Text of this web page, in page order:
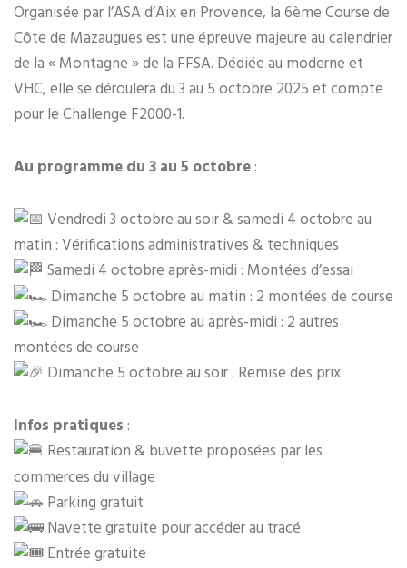
Organisée par l’ASA d’Aix en Provence, la 6ème Course de
Côte de Mazaugues est une épreuve majeure au calendrier
de la « Montagne » de la FFSA. Dédiée au moderne et
VHC, elle se déroulera du 3 au 5 octobre 2025 et compte
pour le Challenge F2000-1.
Au programme du 3 au 5 octobre:
Vendredi 3 octobre au soir & samedi 4 octobre au
matin : Vérifications administratives & techniques
Samedi 4 octobre après-midi : Montées d’essai
Dimanche 5 octobre au matin : 2 montées de course
Dimanche 5 octobre au après-midi : 2 autres
montées de course
Dimanche 5 octobre au soir : Remise des prix
Infos pratiques :
Restauration & buvette proposées par les
commerces du village
Parking gratuit
Navette gratuite pour accéder au tracé
Entrée gratuite